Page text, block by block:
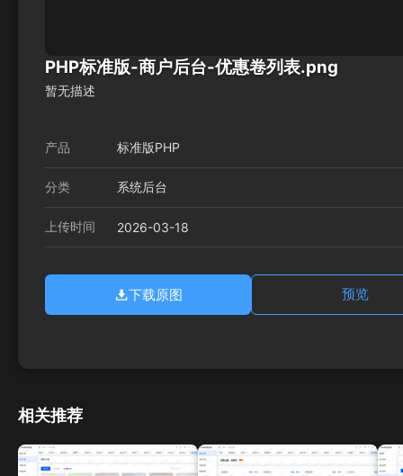
PHP标准版-商户后台-优惠卷列表.png
暂无描述
产品 标准版PHP
分类 系统后台
上传时间 2026-03-18
下载原图 预览
相关推荐